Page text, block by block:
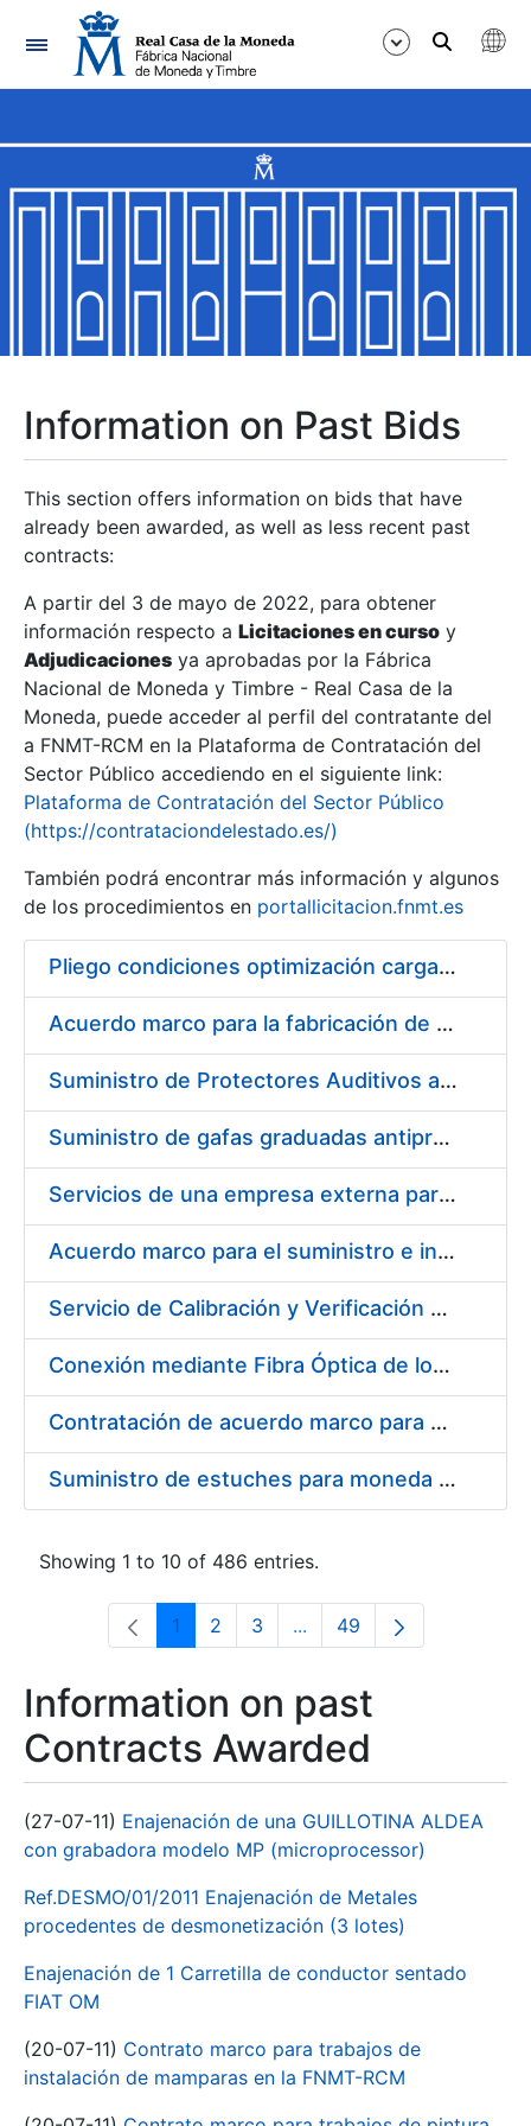
Navigation
Show/Hide
Show/Hide
Show/Hide
Show/Hide
Show/Hide
Show/Hide
Information on Past Bids
This section offers information on bids that have
already been awarded, as well as less recent past
contracts:
A partir del 3 de mayo de 2022, para obtener
información respecto a Licitaciones en curso y
Adjudicaciones ya aprobadas por la Fábrica
Nacional de Moneda y Timbre - Real Casa de la
Moneda, puede acceder al perfil del contratante del
a FNMT-RCM en la Plataforma de Contratación del
Sector Público accediendo en el siguiente link:
Plataforma de Contratación del Sector Público
(https://contrataciondelestado.es/)
También podrá encontrar más información y algunos
de los procedimientos en portallicitacion.fnmt.es
Pliego condiciones optimización cargas compras firmado
Acuerdo marco para la fabricación de piezas
Suministro de Protectores Auditivos a medida para las personas trabajadoras de los Centros de Trabajo de Madrid y Burgos
Suministro de gafas graduadas antiproyecciones para los trabajadores de la FNMT-RCM en los centros de trabajo de Madrid y Burgos
Servicios de una empresa externa para el asesoramiento y resolución de los recursos de alzada que se presentan relacionados con procesos de selección para la FNMT-RCM
Acuerdo marco para el suministro e instalación de persianas, estores y otros complementos
Servicio de Calibración y Verificación Externa de los Equipos de Medición del Servicio de Prevención de la FNMT-RCM
Conexión mediante Fibra Óptica de los Centros de Proceso de Datos (CPDs) de las sedes de la FNMT-RCM de Burgos y Madrid
Contratación de acuerdo marco para el Suministro de Material de Electricidad para la Fábrica Nacional de Moneda y Timbre-Real Casa de la Moneda en su centro de trabajo de Burgos
Suministro de estuches para moneda de 30 €
Showing 1 to 10 of 486 entries.
Page
1 Page
2 Page
3 ...Intermediate Pages Use
Page
49
Information on past
Contracts Awarded
(27-07-11) Enajenación de una GUILLOTINA ALDEA
con grabadora modelo MP (microprocessor)
Ref.DESMO/01/2011 Enajenación de Metales
procedentes de desmonetización (3 lotes)
Enajenación de 1 Carretilla de conductor sentado
FIAT OM
(20-07-11) Contrato marco para trabajos de
instalación de mamparas en la FNMT-RCM